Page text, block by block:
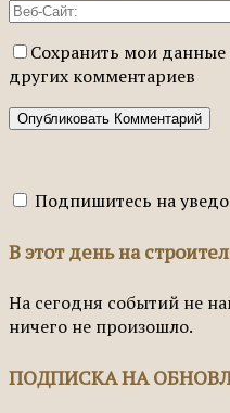
Сохранить мои данные
других комментариев
Подпишитесь на
В этот день на
На сегодня событий не
ничего не произошло.
ПОДПИСКА НА